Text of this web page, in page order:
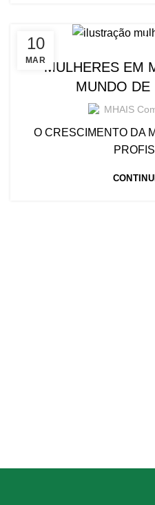
10
MARMULHERES EM
MUNDO DE
MHAIS
O CRESCIMENTO DA